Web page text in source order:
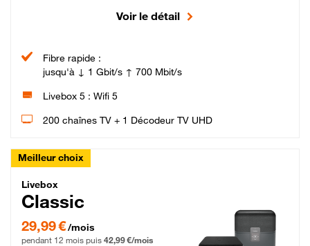
Voir le détail
Fibre rapide :
jusqu'à ↓ 1 Gbit/s ↑ 700 Mbit/s
Livebox 5 : Wifi 5
200 chaînes TV + 1 Décodeur TV UHD
Meilleur choix
Livebox Classic Fibre
Livebox
Classic
29,99 € par mois pendant 12 mois puis 42,99 € par mois, Engagement 12 mois
29,99 €/mois
pendant 12 mois puis 42,99 €/mois